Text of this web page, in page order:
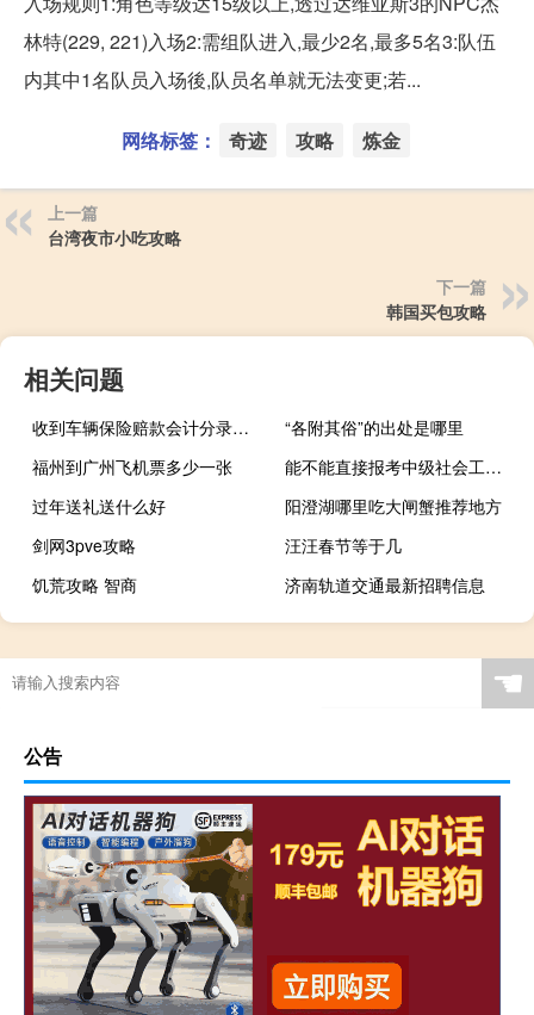
林特(229, 221)入场2:需组队进入,最少2名,最多5名3:队伍
内其中1名队员入场後,队员名单就无法变更;若...
网络标签： 奇迹 攻略 炼金
上一篇
台湾夜市小吃攻略
下一篇
韩国买包攻略
相关问题
收到车辆保险赔款会计分录（赔款会计分录）
“各附其俗”的出处是哪里
福州到广州飞机票多少一张
能不能直接报考中级社会工作师呢
过年送礼送什么好
阳澄湖哪里吃大闸蟹推荐地方
剑网3pve攻略
汪汪春节等于几
饥荒攻略 智商
济南轨道交通最新招聘信息
☚
公告